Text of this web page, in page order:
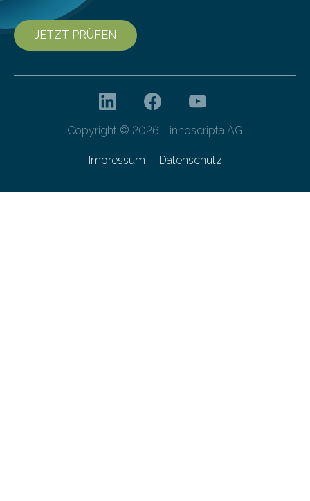
JETZT PRÜFEN
Copyright © 2026 - innoscripta AG
Impressum Datenschutz